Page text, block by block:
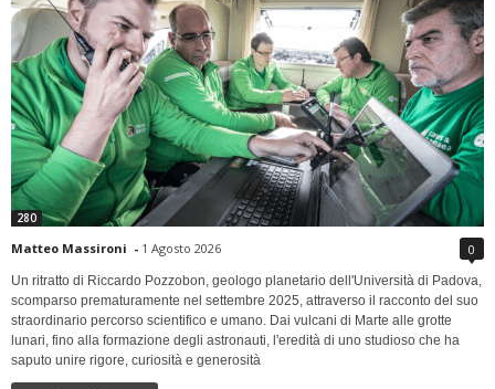
280
Matteo Massironi - 1 Agosto 2026 0
Un ritratto di Riccardo Pozzobon, geologo planetario dell'Università di Padova,
scomparso prematuramente nel settembre 2025, attraverso il racconto del suo
straordinario percorso scientifico e umano. Dai vulcani di Marte alle grotte
lunari, fino alla formazione degli astronauti, l'eredità di uno studioso che ha
saputo unire rigore, curiosità e generosità